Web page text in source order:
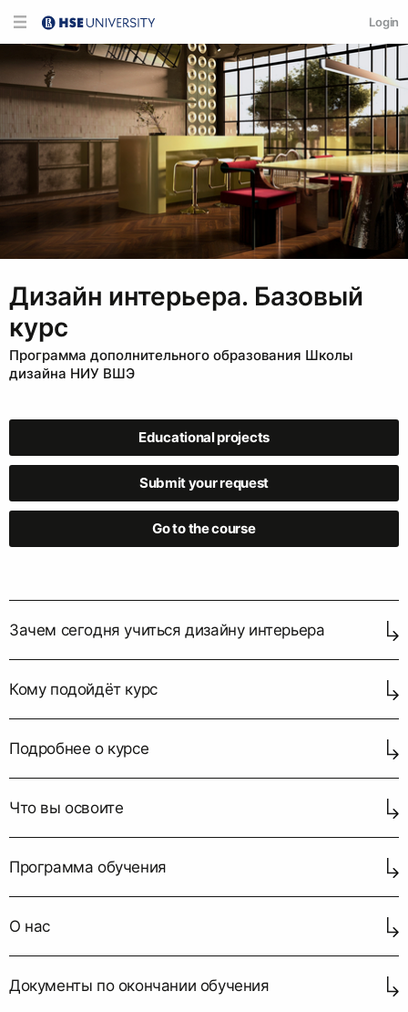
Login
Дизайн интерьера. Базовый
курс
Программа дополнительного образования Школы
дизайна НИУ ВШЭ
Educational projects
Submit your request
Go to the course
Зачем сегодня учиться дизайну интерьера
Кому подойдёт курс
Подробнее о курсе
Что вы освоите
Программа обучения
О нас
Документы по окончании обучения